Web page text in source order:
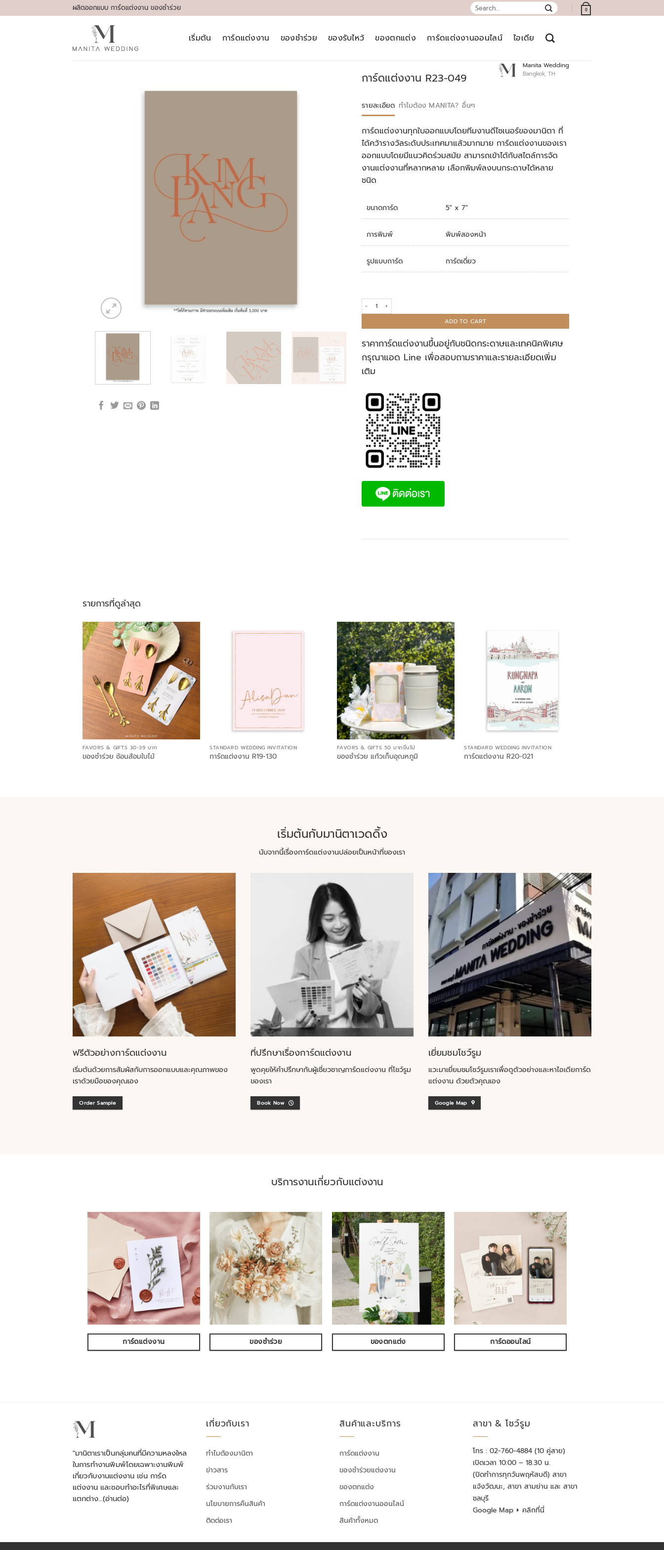
to
ผลิตออกแบบ การ์ดแต่งงาน ของชำร่วย
Search
for:
0
เริ่มต้น การ์ดแต่งงาน ของชำร่วย ของรับไหว้ ของตกแต่ง การ์ดแต่งงานออนไลน์ ไอเดีย
การ์ดแต่งงาน R23-049
Manita Wedding
Bangkok, TH
รายละเอียด ทำไมต้อง MANITA? อื่นๆ
การ์ดแต่งงานทุกใบออกแบบโดยทีมงานดีไซเนอร์ของมานิตา ที่
ได้คว้ารางวัลระดับประเทศมาแล้วมากมาย การ์ดแต่งงานของเรา
ออกแบบโดยมีแนวคิดร่วมสมัย สามารถเข้าได้กับสไตล์การจัด
งานแต่งงานที่หลากหลาย เลือกพิมพ์ลงบนกระดาษได้หลาย
ชนิด
ขนาดการ์ด 5" x 7"
การพิมพ์ พิมพ์สองหน้า
รูปแบบการ์ด การ์ดเดี่ยว
การ์ดแต่งงาน R23-049 quantity
ADD TO CART
ราคาการ์ดแต่งงานขึ้นอยู่กับชนิดกระดาษและเทคนิคพิเศษ
กรุณาแอด Line เพื่อสอบถามราคาและรายละเอียดเพิ่ม
เติม
รายการที่ดูล่าสุด
FAVORS & GIFTS 30-39 บาท
ของชำร่วย ช้อนส้อมใบไม้
STANDARD WEDDING INVITATION
การ์ดแต่งงาน R19-130
FAVORS & GIFTS 50 บาทขึ้นไป
ของชำร่วย แก้วเก็บอุณหภูมิ
STANDARD WEDDING INVITATION
การ์ดแต่งงาน R20-021
เริ่มต้นกับมานิตาเวดดิ้ง
นับจากนี้เรื่องการ์ดแต่งงานปล่อยเป็นหน้าที่ของเรา
ฟรีตัวอย่างการ์ดแต่งงาน
เริ่มต้นด้วยการสัมผัสกับการออกแบบและคุณภาพของ
เราด้วยมือของคุณเอง
Order Sample
ที่ปรึกษาเรื่องการ์ดแต่งงาน
พูดคุยให้คำปรึกษากับผู้เชี่ยวชาญการ์ดแต่งงาน ที่โชว์รูม
ของเรา
Book Now
เยี่ยมชมโชว์รูม
แวะมาเยี่ยมชมโชว์รูมเราเพื่อดูตัวอย่างและหาไอเดียการ์ด
แต่งงาน ด้วยตัวคุณเอง
Google Map
บริการงานเกี่ยวกับแต่งงาน
การ์ดแต่งงาน ของชำร่วย ของตกแต่ง การ์ดออนไลน์
"มานิตาเราเป็นกลุ่มคนที่มีความหลงใหล
ในการทำงานพิมพ์โดยเฉพาะงานพิมพ์
เกี่ยวกับงานแต่งงาน เช่น การ์ด
แต่งงาน และชอบทำอะไรที่พิเศษและ
แตกต่าง…(อ่านต่อ)
เกี่ยวกับเรา
ทำไมต้องมานิตา
ข่าวสาร
ร่วมงานกับเรา
นโยบายการคืนสินค้า
ติดต่อเรา
สินค้าและบริการ
การ์ดแต่งงาน
ของชำร่วยแต่งงาน
ของตกแต่ง
การ์ดแต่งงานออนไลน์
สินค้าทั้งหมด
สาขา & โชว์รูม
โทร : 02-760-4884 (10 คู่สาย)
เปิดเวลา 10:00 – 18.30 น.
(ปิดทำการทุกวันพฤหัสบดี) สาขา
แจ้งวัฒนะ, สาขา สามย่าน และ สาขา
ชลบุรี
Google Map ⏵ คลิกที่นี่